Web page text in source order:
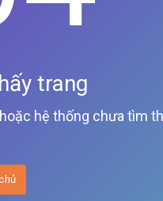
trang
hệ thống chưa tìm